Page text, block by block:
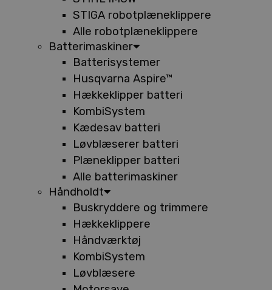
STIGA robotplæneklippere
Alle robotplæneklippere
Batterimaskiner
Batterisystemer
Husqvarna Aspire™
Hækkeklipper batteri
KombiSystem
Kædesav batteri
Løvblæserer batteri
Plæneklipper batteri
Alle batterimaskiner
Håndholdt
Buskryddere og trimmere
Hækkeklippere
Håndværktøj
KombiSystem
Løvblæsere